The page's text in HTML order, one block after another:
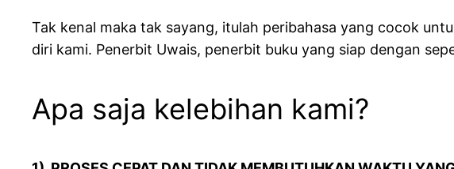
Tak kenal maka tak sayang, itulah peribahasa yang cocok
diri kami. Penerbit Uwais, penerbit buku yang siap dengan
Apa saja kelebihan kami?